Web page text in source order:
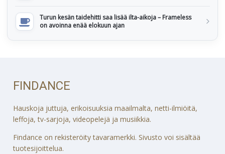
Turun kesän taidehitti saa lisää ilta-aikoja – Frameless
on avoinna enää elokuun ajan
FINDANCE
Hauskoja juttuja, erikoisuuksia maailmalta, netti-ilmiöitä,
leffoja, tv-sarjoja, videopelejä ja musiikkia.
Findance on rekisteröity tavaramerkki. Sivusto voi sisältää
tuotesijoittelua.